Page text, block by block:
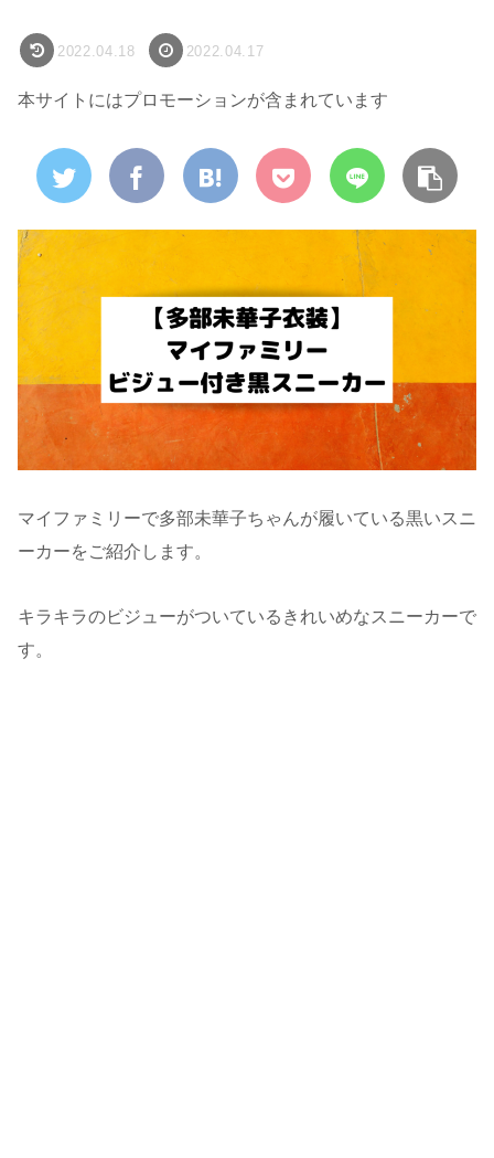
2022.04.18 2022.04.17
本サイトにはプロモーションが含まれています
マイファミリーで多部未華子ちゃんが履いている黒いスニ
ーカーをご紹介します。
キラキラのビジューがついているきれいめなスニーカーで
す。